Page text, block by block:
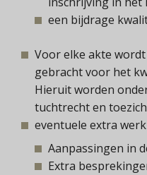
een bijdrage
Voor elke akte
gebracht voor het
Hieruit worden
tuchtrecht en
eventuele extra
Aanpassingen in
Extra